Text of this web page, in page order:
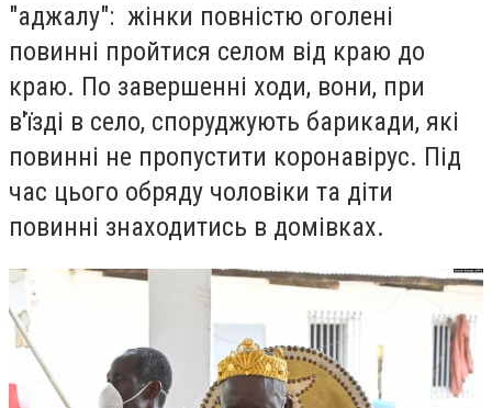
"аджалу": жінки повністю оголені
повинні пройтися селом від краю до
краю. По завершенні ходи, вони, при
в'їзді в село, споруджують барикади, які
повинні не пропустити коронавірус. Під
час цього обряду чоловіки та діти
повинні знаходитись в домівках.